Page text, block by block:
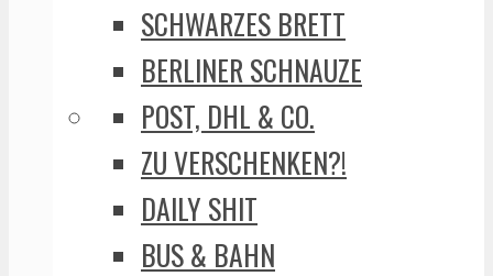
SCHWARZES BRETT
BERLINER SCHNAUZE
POST, DHL & CO.
ZU VERSCHENKEN?!
DAILY SHIT
BUS & BAHN